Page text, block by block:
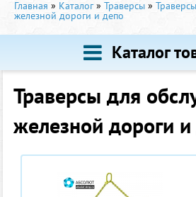
Главная » Каталог» Траверсы »
железной дороги и депо
Каталог
Траверсы для
железной дороги